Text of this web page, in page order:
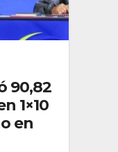
90,82
1×10
en